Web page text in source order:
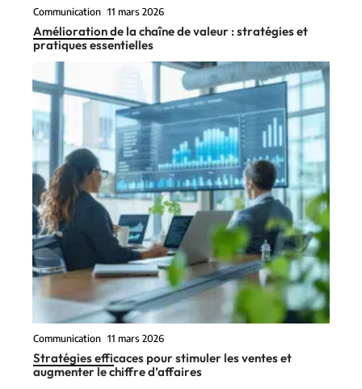
Communication 11 mars 2026
Amélioration de la chaîne de valeur : stratégies et
pratiques essentielles
Communication 11 mars 2026
Stratégies efficaces pour stimuler les ventes et
augmenter le chiffre d’affaires